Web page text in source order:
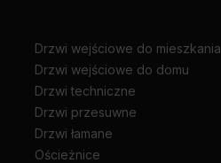
Drzwi wejściowe do mieszkania
Drzwi wejściowe do domu
Drzwi techniczne
Drzwi przesuwne
Drzwi łamane
Ościeżnice